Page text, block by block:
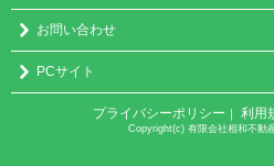
お問い合わせ
PCサイト
プライバシーポリシー ｜ 利用
Copyright(c) 有限会社相和不動